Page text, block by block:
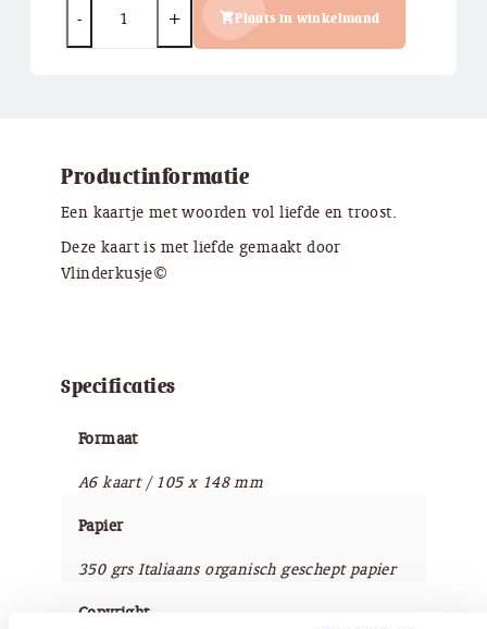
Plaats in winkelmand
Productinformatie
Een kaartje met woorden vol liefde en troost.
Deze kaart is met liefde gemaakt door
Vlinderkusje©
Specificaties
Formaat
A6 kaart / 105 x 148 mm
Papier
350 grs Italiaans organisch geschept papier
Copyright